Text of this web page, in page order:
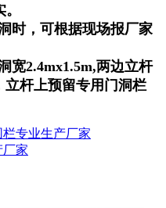
时，可根据现场报厂家
宽2.4mx1.5m,两边立杆
立杆上预留专用门洞栏
专业生产厂家
厂家